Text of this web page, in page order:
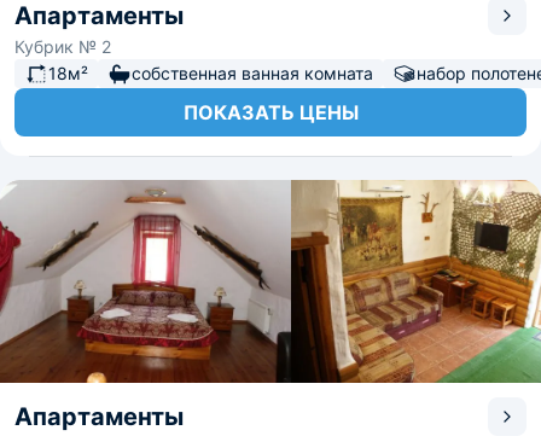
Апартаменты
Кубрик № 2
18м²
собственная ванная комната набор
ПОКАЗАТЬ ЦЕНЫ
Апартаменты